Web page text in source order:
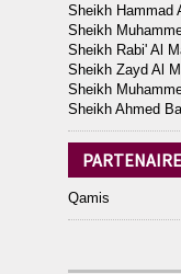
Sheikh Hammad
Sheikh
Sheikh Rabi' Al
Sheikh Zayd Al
Sheikh
Sheikh Ahmed
Qamis